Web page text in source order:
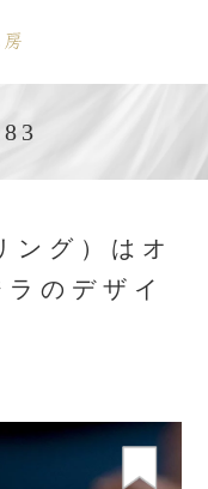
ング）はオ
のデザイ